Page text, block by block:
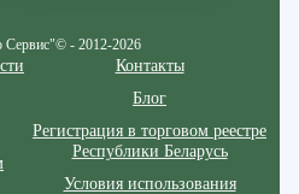
- 2012-2026
Контакты
Блог
Регистрация в торговом реестре
Республики Беларусь
Условия использования